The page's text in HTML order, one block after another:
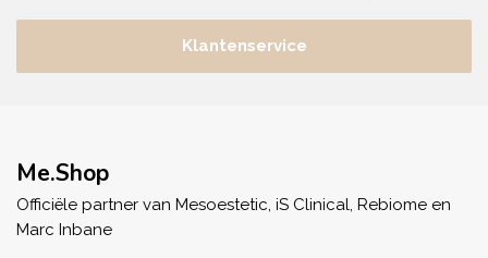
Klantenservice
Me.Shop
Officiële partner van Mesoestetic, iS Clinical, Rebiome en
Marc Inbane